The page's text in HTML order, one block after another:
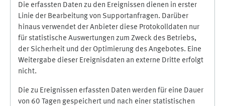
Die erfassten Daten zu den Ereignissen dienen in erster
Linie der Bearbeitung von Supportanfragen. Darüber
hinaus verwendet der Anbieter diese Protokolldaten nur
für statistische Auswertungen zum Zweck des Betriebs,
der Sicherheit und der Optimierung des Angebotes. Eine
Weitergabe dieser Ereignisdaten an externe Dritte erfolgt
nicht.
Die zu Ereignissen erfassten Daten werden für eine Dauer
von 60 Tagen gespeichert und nach einer statistischen